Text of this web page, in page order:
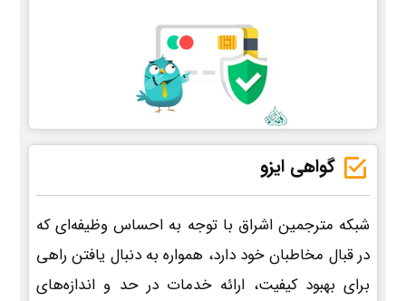
گواهی ایزو
شبکه مترجمین اشراق با توجه به احساس وظیفه‌ای که
در قبال مخاطبان خود دارد، همواره به دنبال یافتن راهی
برای بهبود کیفیت، ارائه خدمات در حد و اندازه‌های